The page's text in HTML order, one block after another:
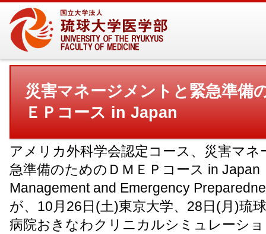
災害マネージメントと緊急準備
ＥＰコース in Japan
アメリカ外科学会認定コース、災害マ
急準備のためのＤＭＥＰコース in Japan
Management and Emergency
が、10月26日(土)東京大学、28日(月)琉
病院おきなわクリニカルシミュレーシ